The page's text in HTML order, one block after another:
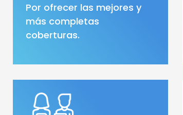
Por ofrecer las mejores y
más completas
coberturas.